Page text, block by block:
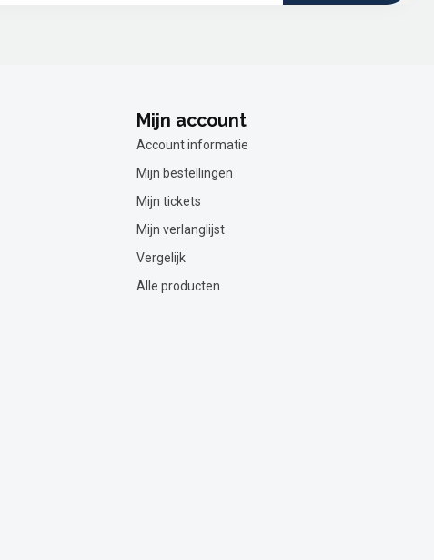
Mijn account
Account informatie
Mijn bestellingen
Mijn tickets
Mijn verlanglijst
Vergelijk
Alle producten